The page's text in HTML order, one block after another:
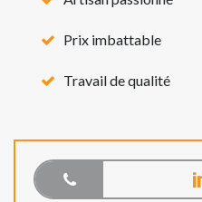
Prix imbattable
Travail de qualité